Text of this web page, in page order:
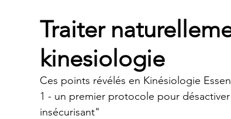
Traiter
kinesiologie
Ces points révélés en Kinésiologie
1 - un premier protocole pour
insécurisant"